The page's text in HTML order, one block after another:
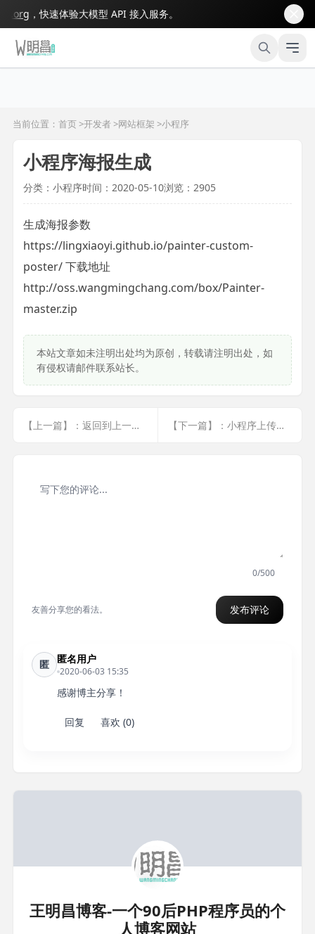
，快速体验大模型 API 接入服务。
当前位置：首页 >开发者 >网站框架 >小程序
小程序海报生成
分类：小程序时间：2020-05-10浏览：2905
生成海报参数
https://lingxiaoyi.github.io/painter-custom-
poster/ 下载地址
http://oss.wangmingchang.com/box/Painter-
master.zip
本站文章如未注明出处均为原创，转载请注明出处，如
有侵权请邮件联系站长。
【上一篇】：返回到上一个界面并传值回去 【下一篇】：小程序上传图片 返回的地址出现回车空格问题
0/500
友善分享您的看法。 发布评论
匿 匿名用户
2020-06-03 15:35
感谢博主分享！
回复 喜欢 (0)
王明昌博客-一个90后PHP程序员的个
人博客网站